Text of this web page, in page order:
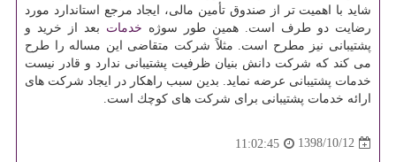
شاید با اهمیت تر از صندوق تأمین مالی، ایجاد مرجع استاندارد مورد
رضایت دو طرف است. همین طور سوژه خدمات بعد از خرید و
پشتیبانی نیز مطرح است. مثلاً شركت متقاضی این مساله را طرح
می كند كه شركت دانش بنیان ظرفیت پشتیبانی ندارد و قادر نیست
خدمات پشتیبانی عرضه نماید. بدین سبب راهكار در ایجاد شركت های
ارائه خدمات پشتیبانی برای شركت های كوچك است.
1398/10/12
11:02:45